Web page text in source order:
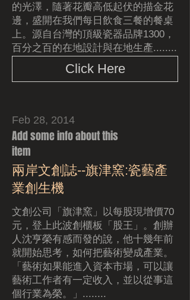
的光澤，隨著花瓣高低起伏的描金花
邊，盛開在我們每日飲食三餐的餐桌
上。源自台灣的頂級瓷器品牌1300，
百分之百的在地設計與在地生產........
Click Here
Feb 28, 2014
Add some info about this
item
兩岸文創誌--旗津窯:瓷藝產
業創生機
文創公司「旗津窯」以每股現增價70
元，登上此波創櫃板「股王」。創辦
人沈亨榮有感而發的說，他十幾年前
就開始思考，如何把藝術變成產業。
「藝術如果能進入資本市場，可以讓
藝術工作者有一定收入，並以從事這
個行業為榮。」........